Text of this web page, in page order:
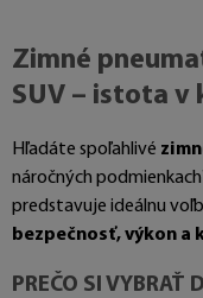
Zimné
SUV – istota v
Hľadáte spoľahlivé
náročných
predstavuje ideálnu
bezpečnosť, výkon a
PREČO SI VYBRAŤ